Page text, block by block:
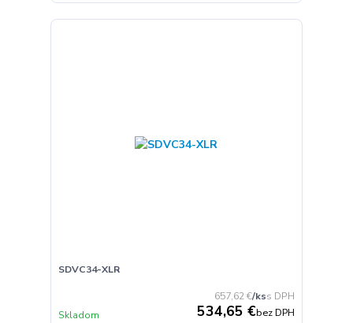
SDVC34-XLR
657,62 €/ks
534,65 €bez DPH
Skladom